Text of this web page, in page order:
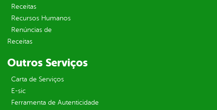
Receitas
Recursos Humanos
Renúncias de
Receitas
Outros Serviços
Carta de Serviços
E-sic
Ferramenta de Autenticidade